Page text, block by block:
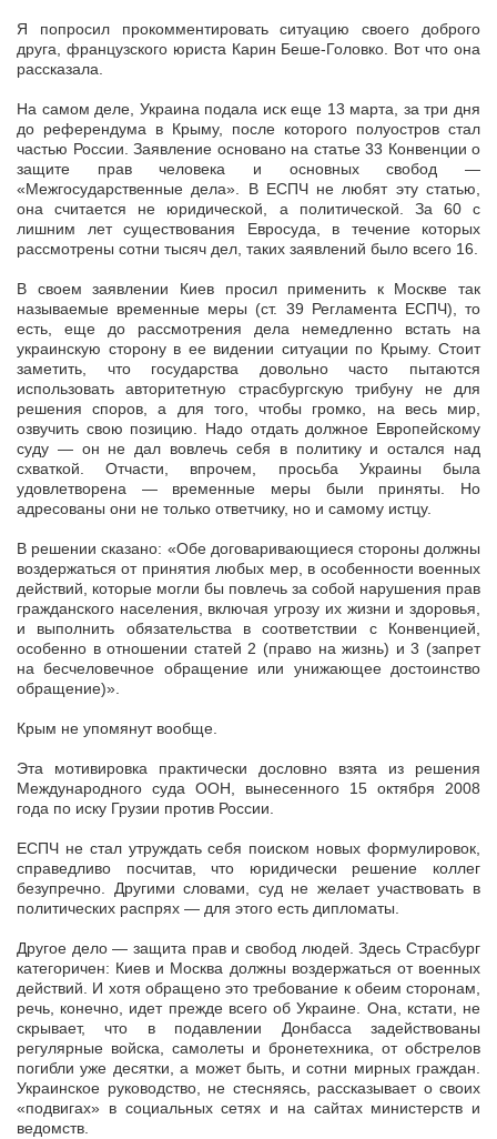
Я попросил прокомментировать ситуацию своего доброго
друга, французского юриста Карин Беше-Головко. Вот что она
рассказала.
На самом деле, Украина подала иск еще 13 марта, за три дня
до референдума в Крыму, после которого полуостров стал
частью России. Заявление основано на статье 33 Конвенции о
защите прав человека и основных свобод —
«Межгосударственные дела». В ЕСПЧ не любят эту статью,
она считается не юридической, а политической. За 60 с
лишним лет существования Евросуда, в течение которых
рассмотрены сотни тысяч дел, таких заявлений было всего 16.
В своем заявлении Киев просил применить к Москве так
называемые временные меры (ст. 39 Регламента ЕСПЧ), то
есть, еще до рассмотрения дела немедленно встать на
украинскую сторону в ее видении ситуации по Крыму. Стоит
заметить, что государства довольно часто пытаются
использовать авторитетную страсбургскую трибуну не для
решения споров, а для того, чтобы громко, на весь мир,
озвучить свою позицию. Надо отдать должное Европейскому
суду — он не дал вовлечь себя в политику и остался над
схваткой. Отчасти, впрочем, просьба Украины была
удовлетворена — временные меры были приняты. Но
адресованы они не только ответчику, но и самому истцу.
В решении сказано: «Обе договаривающиеся стороны должны
воздержаться от принятия любых мер, в особенности военных
действий, которые могли бы повлечь за собой нарушения прав
гражданского населения, включая угрозу их жизни и здоровья,
и выполнить обязательства в соответствии с Конвенцией,
особенно в отношении статей 2 (право на жизнь) и 3 (запрет
на бесчеловечное обращение или унижающее достоинство
обращение)».
Крым не упомянут вообще.
Эта мотивировка практически дословно взята из решения
Международного суда ООН, вынесенного 15 октября 2008
года по иску Грузии против России.
ЕСПЧ не стал утруждать себя поиском новых формулировок,
справедливо посчитав, что юридически решение коллег
безупречно. Другими словами, суд не желает участвовать в
политических распрях — для этого есть дипломаты.
Другое дело — защита прав и свобод людей. Здесь Страсбург
категоричен: Киев и Москва должны воздержаться от военных
действий. И хотя обращено это требование к обеим сторонам,
речь, конечно, идет прежде всего об Украине. Она, кстати, не
скрывает, что в подавлении Донбасса задействованы
регулярные войска, самолеты и бронетехника, от обстрелов
погибли уже десятки, а может быть, и сотни мирных граждан.
Украинское руководство, не стесняясь, рассказывает о своих
«подвигах» в социальных сетях и на сайтах министерств и
ведомств.